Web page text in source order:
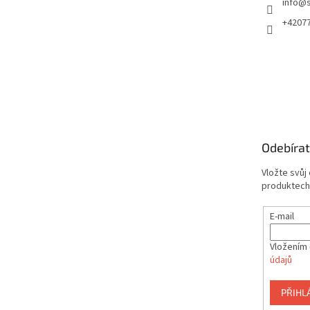
Vložte svůj
E-mail
údajů